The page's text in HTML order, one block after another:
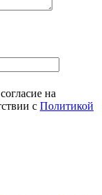
на
с Политикой